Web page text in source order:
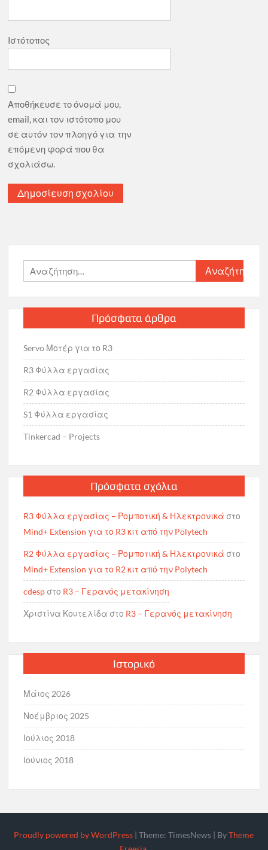
Ιστότοπος
Αποθήκευσε το όνομά μου,
email, και τον ιστότοπο μου
σε αυτόν τον πλοηγό για την
επόμενη φορά που θα
σχολιάσω.
Αναζήτηση
για:
Πρόσφατα άρθρα
Servo Μοτέρ για το R3
R3 Φύλλα εργασίας
R2 Φύλλα εργασίας
S1 Φύλλα εργασίας
Tinkercad – Projects
Πρόσφατα σχόλια
R3 Φύλλα εργασίας – Ρομποτική & Ηλεκτρονικά στο
Mind+ Extension για το R3 κιτ από την Polytech
R2 Φύλλα εργασίας – Ρομποτική & Ηλεκτρονικά στο
Mind+ Extension για το R2 κιτ από την Polytech
cdesp στο R3 – Γερανός μετακίνηση
Χριστίνα Κουτελίδα στο R3 – Γερανός μετακίνηση
Ιστορικό
Μάιος 2026
Νοέμβριος 2025
Ιούλιος 2018
Ιούνιος 2018
Proudly powered by WordPress |Theme: TimesNews | ByTheme